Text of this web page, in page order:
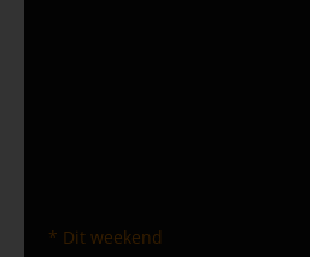
* Dit weekend